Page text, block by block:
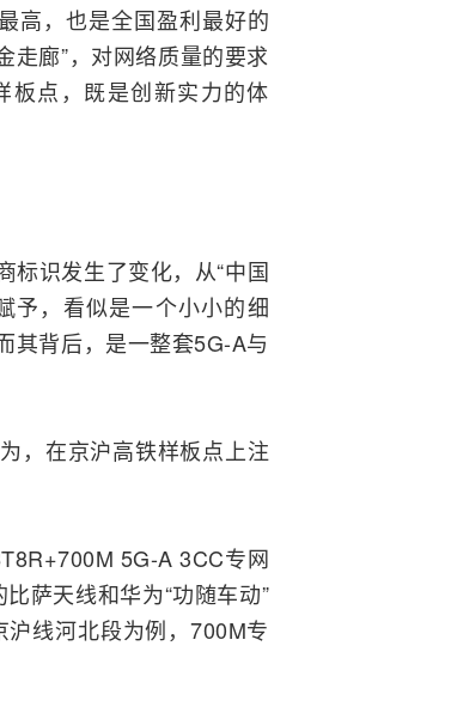
高，也是全国盈利最好的
走廊”，对网络质量的要求
板点，既是创新实力的体
标识发生了变化，从“中国
予，看似是一个小小的细
其背后，是一整套5G-A与
，在京沪高铁样板点上注
700M 5G-A 3CC专网
比萨天线和华为“功随车动”
线河北段为例，700M专